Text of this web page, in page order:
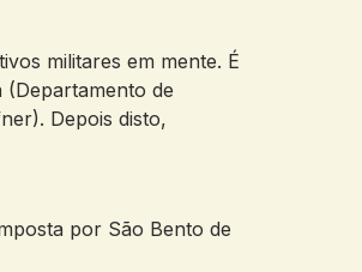
militares em mente. É
(Departamento de
Depois disto,
por São Bento de